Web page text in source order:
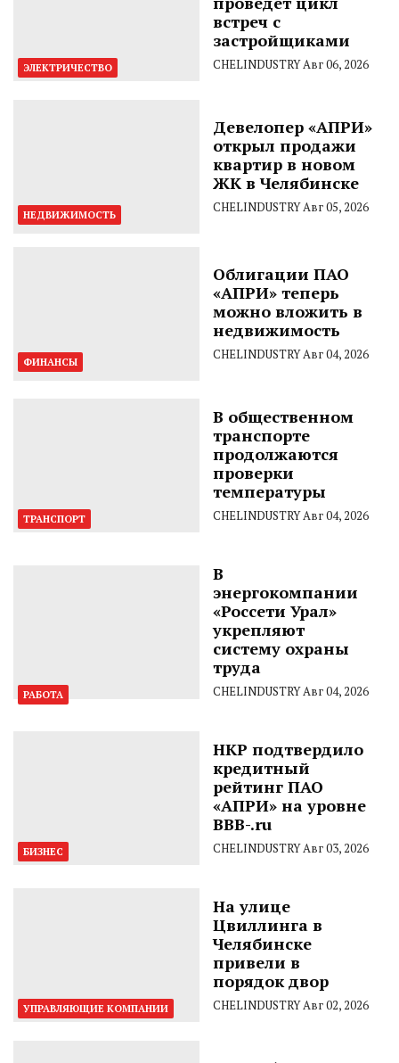
ЭЛЕКТРИЧЕСТВО
встреч с
застройщиками
CHELINDUSTRYАвг 06, 2026
НЕДВИЖИМОСТЬ
Девелопер «АПРИ»
открыл продажи
квартир в новом
ЖК в Челябинске
CHELINDUSTRYАвг 05, 2026
ФИНАНСЫ
Облигации ПАО
«АПРИ» теперь
можно вложить в
недвижимость
CHELINDUSTRYАвг 04, 2026
ТРАНСПОРТ
В общественном
транспорте
продолжаются
проверки
температуры
CHELINDUSTRYАвг 04, 2026
РАБОТА
В
энергокомпании
«Россети Урал»
укрепляют
систему охраны
труда
CHELINDUSTRYАвг 04, 2026
БИЗНЕС
НКР подтвердило
кредитный
рейтинг ПАО
«АПРИ» на уровне
BBB-.ru
CHELINDUSTRYАвг 03, 2026
УПРАВЛЯЮЩИЕ КОМПАНИИ
На улице
Цвиллинга в
Челябинске
привели в
порядок двор
CHELINDUSTRYАвг 02, 2026